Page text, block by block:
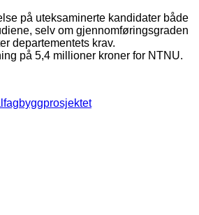
på uteksaminerte kandidater både
selv om gjennomføringsgraden
departementets krav.
på 5,4 millioner kroner for NTNU.